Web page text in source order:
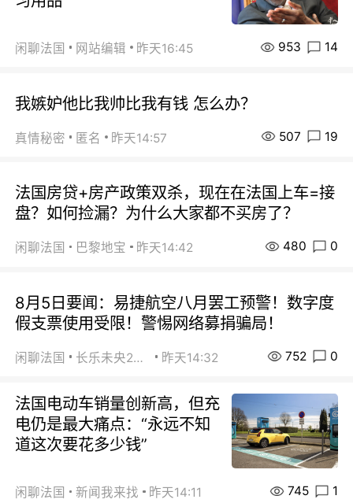
闲聊法国 网站编辑 昨天16:45 953 14
我嫉妒他比我帅比我有钱 怎么办？
真情秘密 匿名 昨天14:57 507 19
法国房贷+房产政策双杀，现在在法国上车=接
盘？如何捡漏？为什么大家都不买房了？
闲聊法国 巴黎地宝 昨天14:42 480 0
8月5日要闻：易捷航空八月罢工预警！数字度
假支票使用受限！警惕网络募捐骗局！
闲聊法国 长乐未央2015 昨天14:32 752 0
法国电动车销量创新高，但充
电仍是最大痛点：“永远不知
道这次要花多少钱”
闲聊法国 新闻我来找 昨天14:11 745 1